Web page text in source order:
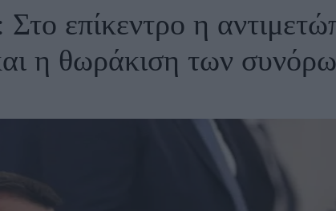
επίκεντρο η
η θωράκιση των